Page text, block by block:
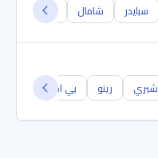
سبايدر شامال غران توريزمو
شيري رينو بي ام دبليو